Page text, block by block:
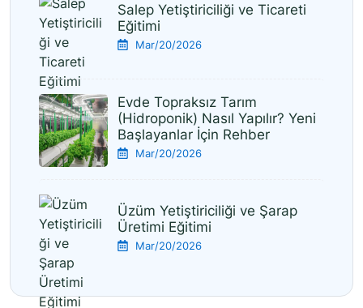
Salep Yetiştiriciliği ve Ticareti
Eğitimi
Mar/20/2026
Evde Topraksız Tarım
(Hidroponik) Nasıl Yapılır? Yeni
Başlayanlar İçin Rehber
Mar/20/2026
Üzüm Yetiştiriciliği ve Şarap
Üretimi Eğitimi
Mar/20/2026